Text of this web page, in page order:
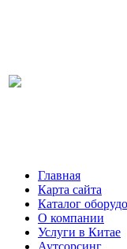
Главная
Карта сайта
Каталог
О компании
Услуги в Китае
Аутсорсинг